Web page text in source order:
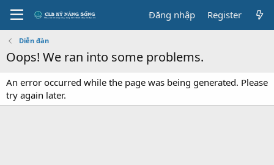
Đăng nhập Register
Diễn đàn
Oops! We ran into some problems.
An error occurred while the page was being generated. Please
try again later.